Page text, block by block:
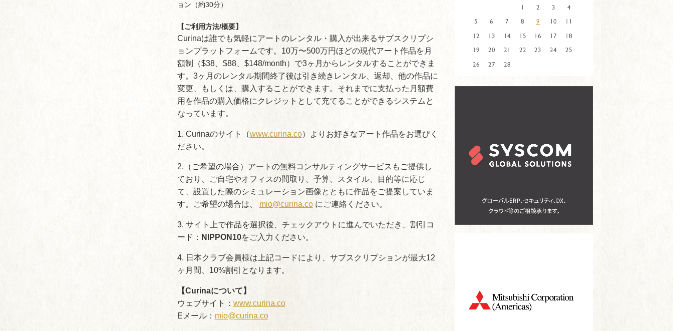
ョン（約30分）
【ご利用方法/概要】
Curinaは誰でも気軽にアートのレンタル・購入が出来るサブスクリプシ
ョンプラットフォームです。10万〜500万円ほどの現代アート作品を月
額制（$38、$88、$148/month）で3ヶ月からレンタルすることができま
す。3ヶ月のレンタル期間終了後は引き続きレンタル、返却、他の作品に
変更、もしくは、購入することができます。それまでに支払った月額費
用を作品の購入価格にクレジットとして充てることができるシステムと
なっています。
1. Curinaのサイト（www.curina.co）よりお好きなアート作品をお選びく
ださい。
2.（ご希望の場合）アートの無料コンサルティングサービスもご提供し
ており、ご自宅やオフィスの間取り、予算、スタイル、目的等に応じ
て、設置した際のシミュレーション画像とともに作品をご提案していま
す。ご希望の場合は、 mio@curina.coにご連絡ください。
3. サイト上で作品を選択後、チェックアウトに進んでいただき、割引コ
ード： NIPPON10をご入力ください。
4. 日本クラブ会員様は上記コードにより、サブスクリプションが最大12
ヶ月間、10%割引となります。
【Curinaについて】
ウェブサイト： www.curina.co
Eメール： mio@curina.co
1
2 3
4
5
6 7 8 9 10
11
12
13 14 15 16 17
18
19
20 21 22 23 24
25
26
27 28